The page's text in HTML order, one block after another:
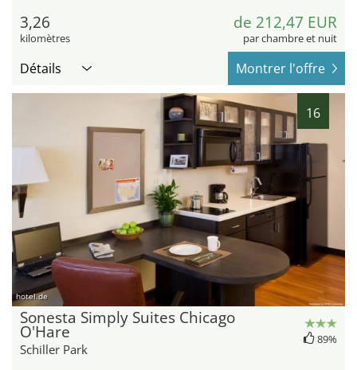
3,26
kilomètres
de 212,47 EUR
par chambre et nuit
Détails Montrer l'offre
16
hotel.de
Sonesta Simply Suites Chicago
O'Hare
Schiller Park
89%